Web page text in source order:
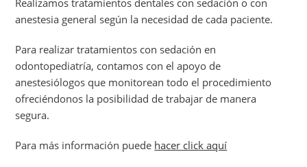
anestesia general según la necesidad de cada paciente.
Para realizar tratamientos con sedación en
odontopediatría, contamos con el apoyo de
anestesiólogos que monitorean todo el procedimiento
ofreciéndonos la posibilidad de trabajar de manera
segura.
Para más información puede hacer click aquí